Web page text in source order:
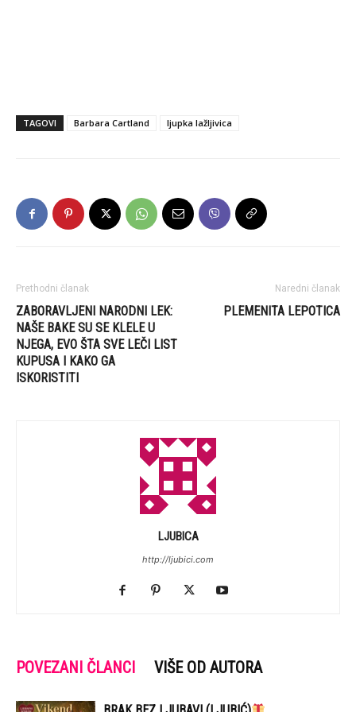
TAGOVI Barbara Cartland ljupka lažljivica
Prethodni članak
ZABORAVLJENI NARODNI LEK:
NAŠE BAKE SU SE KLELE U
NJEGA, EVO ŠTA SVE LEČI LIST
KUPUSA I KAKO GA
ISKORISTITI
Naredni članak
PLEMENITA LEPOTICA
LJUBICA
http://ljubici.com
POVEZANI ČLANCI VIŠE OD AUTORA